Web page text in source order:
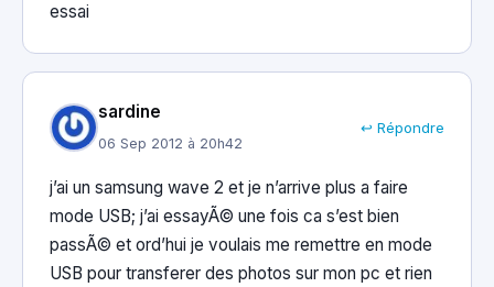
essai
sardine
06 Sep 2012 à 20h42
↩ Répondre
j’ai un samsung wave 2 et je n’arrive plus a faire
mode USB; j’ai essayÃ© une fois ca s’est bien
passÃ© et ord’hui je voulais me remettre en mode
USB pour transferer des photos sur mon pc et rien